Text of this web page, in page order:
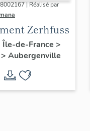
| Réalisé par
Zerhfuss
Île-de-France >
> Aubergenville